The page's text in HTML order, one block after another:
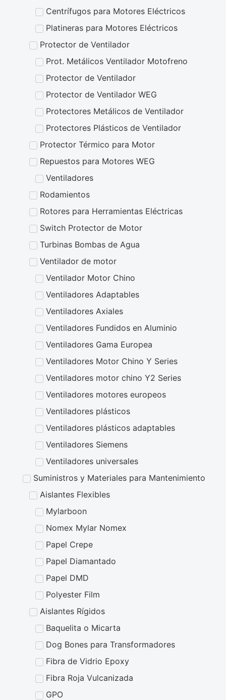
Centrífugos para Motores Eléctricos
Platineras para Motores Eléctricos
Protector de Ventilador
Prot. Metálicos Ventilador Motofreno
Protector de Ventilador
Protector de Ventilador WEG
Protectores Metálicos de Ventilador
Protectores Plásticos de Ventilador
Protector Térmico para Motor
Repuestos para Motores WEG
Ventiladores
Rodamientos
Rotores para Herramientas Eléctricas
Switch Protector de Motor
Turbinas Bombas de Agua
Ventilador de motor
Ventilador Motor Chino
Ventiladores Adaptables
Ventiladores Axiales
Ventiladores Fundidos en Aluminio
Ventiladores Gama Europea
Ventiladores Motor Chino Y Series
Ventiladores motor chino Y2 Series
Ventiladores motores europeos
Ventiladores plásticos
Ventiladores plásticos adaptables
Ventiladores Siemens
Ventiladores universales
Suministros y Materiales para Mantenimiento
Aislantes Flexibles
Mylarboon
Nomex Mylar Nomex
Papel Crepe
Papel Diamantado
Papel DMD
Polyester Film
Aislantes Rígidos
Baquelita o Micarta
Dog Bones para Transformadores
Fibra de Vidrio Epoxy
Fibra Roja Vulcanizada
GPO